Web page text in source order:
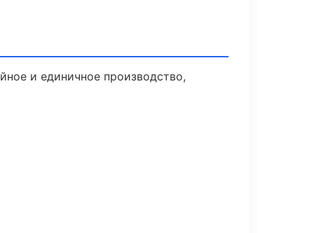
и единичное производство,